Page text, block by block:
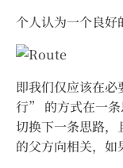
个人认为一个良好
即我们仅应该在
行” 的方式在一条
切换下一条思路，
的父方向相关，如